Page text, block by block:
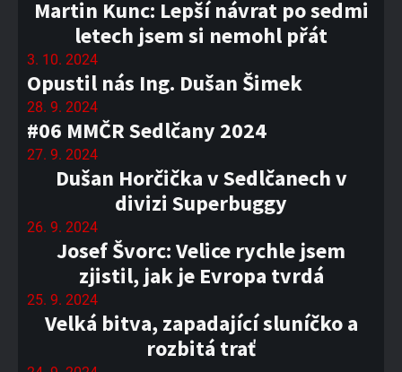
Martin Kunc: Lepší návrat po sedmi
letech jsem si nemohl přát
3. 10. 2024
Opustil nás Ing. Dušan Šimek
28. 9. 2024
#06 MMČR Sedlčany 2024
27. 9. 2024
Dušan Horčička v Sedlčanech v
divizi Superbuggy
26. 9. 2024
Josef Švorc: Velice rychle jsem
zjistil, jak je Evropa tvrdá
25. 9. 2024
Velká bitva, zapadající sluníčko a
rozbitá trať